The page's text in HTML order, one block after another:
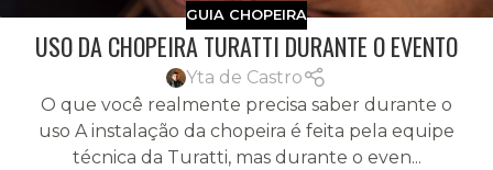
GUIA CHOPEIRA
USO DA CHOPEIRA TURATTI DURANTE O EVENTO
Yta de Castro
O que você realmente precisa saber durante o
uso A instalação da chopeira é feita pela equipe
técnica da Turatti, mas durante o even...